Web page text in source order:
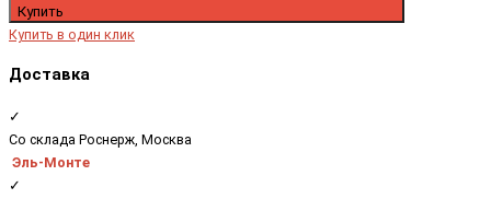
Купить
Купить в один клик
Доставка
✓
Со склада Роснерж, Москва
Эль-Монте
✓